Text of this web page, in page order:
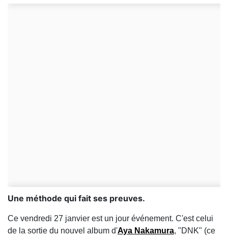
Une méthode qui fait ses preuves.
Ce vendredi 27 janvier est un jour événement. C'est celui
de la sortie du nouvel album d'Aya Nakamura, "DNK" (ce